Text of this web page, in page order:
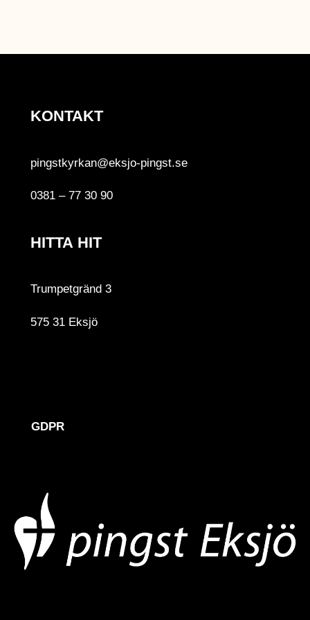
KONTAKT
pingstkyrkan@eksjo-pingst.se
0381 – 77 30 90
HITTA HIT
Trumpetgränd 3
575 31 Eksjö
GDPR